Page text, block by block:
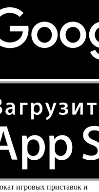
игровых приставок и